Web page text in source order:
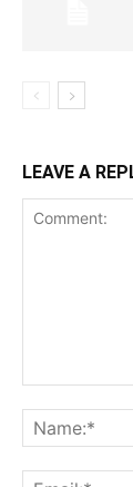
LEAVE A